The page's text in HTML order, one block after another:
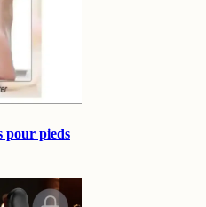
pour pieds